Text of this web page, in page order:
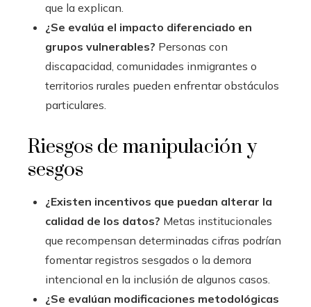
que la explican.
¿Se evalúa el impacto diferenciado en
grupos vulnerables? Personas con
discapacidad, comunidades inmigrantes o
territorios rurales pueden enfrentar obstáculos
particulares.
Riesgos de manipulación y
sesgos
¿Existen incentivos que puedan alterar la
calidad de los datos? Metas institucionales
que recompensan determinadas cifras podrían
fomentar registros sesgados o la demora
intencional en la inclusión de algunos casos.
¿Se evalúan modificaciones metodológicas